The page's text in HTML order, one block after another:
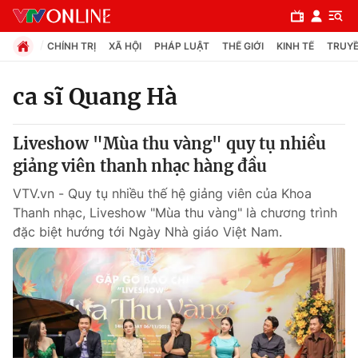
Chuyên mục
Chính trị
Xã hội
Pháp luật
Y tế
Thế giới
CHÍNH TRỊ XÃ HỘI PHÁP LUẬT THẾ GIỚI KINH TẾ
ca sĩ Quang Hà
Liveshow "Mùa thu vàng" quy tụ nhiều
giảng viên thanh nhạc hàng đầu
VTV.vn - Quy tụ nhiều thế hệ giảng viên của Khoa
Thanh nhạc, Liveshow "Mùa thu vàng" là chương trình
đặc biệt hướng tới Ngày Nhà giáo Việt Nam.